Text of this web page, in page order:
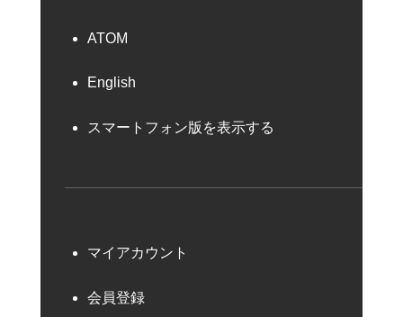
ATOM
English
スマートフォン版を表示する
マイアカウント
会員登録